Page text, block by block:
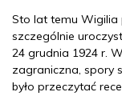
Sto lat temu Wigilia
szczególnie
24 grudnia 1924 r.
zagraniczna, spory
było przeczytać